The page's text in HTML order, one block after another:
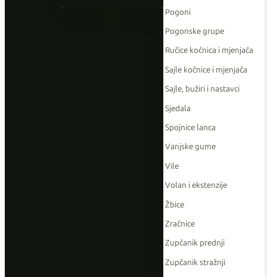
Pogoni
Pogonske grupe
Ručice kočnica i mjenjača
Sajle kočnice i mjenjača
Sajle, bužiri i nastavci
Sjedala
Spojnice lanca
Vanjske gume
Vile
Volan i ekstenzije
Žbice
Zračnice
Zupčanik prednji
Zupčanik stražnji